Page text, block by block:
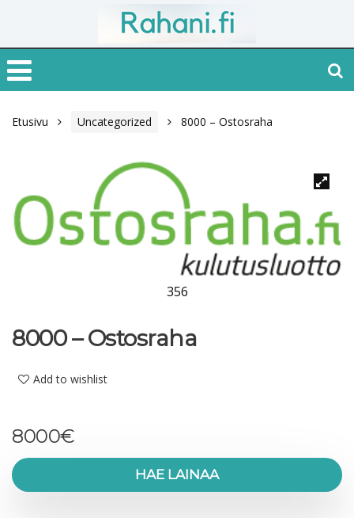
Etusivu Uncategorized 8000 – Ostosraha
356
8000 – Ostosraha
Add to wishlist
8000€
HAE LAINAA